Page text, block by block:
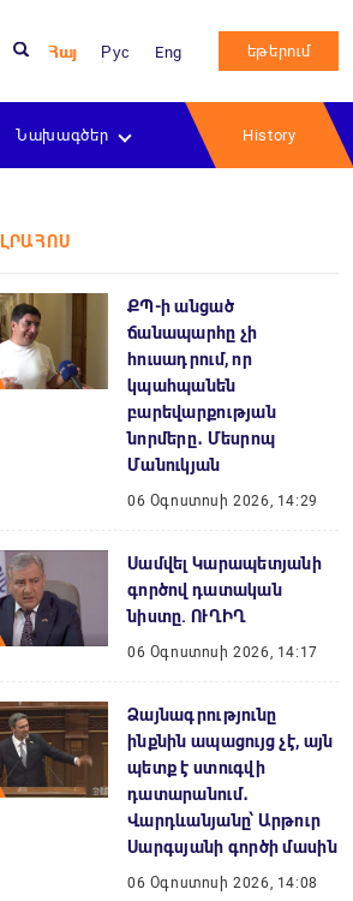
Հայ Рус Eng եթերում
Նախագծեր History
ԼՐԱՀՈՍ
ՔՊ-ի անցած
ճանապարհը չի
հուսադրում, որ
կպահպանեն
բարեվարքության
նորմերը․ Մեսրոպ
Մանուկյան
06 Օգոստոսի 2026, 14:29
Սամվել Կարապետյանի
գործով դատական
նիստը. ՈՒՂԻՂ
06 Օգոստոսի 2026, 14:17
Ձայնագրությունը
ինքնին ապացույց չէ, այն
պետք է ստուգվի
դատարանում․
Վարդևանյանը՝ Արթուր
Սարգսյանի գործի մասին
06 Օգոստոսի 2026, 14:08